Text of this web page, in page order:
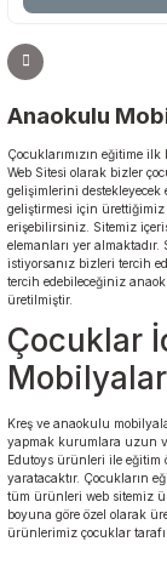
Anaokulu
Çocuklarımızın eğitime
Web Sitesi olarak bizler
gelişimlerini
geliştirmesi için ürettiğimiz
erişebilirsiniz. Sitemiz
elemanları yer
istiyorsanız bizleri tercih
tercih edebileceğiniz
üretilmiştir.
Çocuklar
Kreş ve anaokulu
yapmak kurumlara uzun
Edutoys ürünleri ile eğitim
yaratacaktır. Çocukların
tüm ürünleri web sitemiz
boyuna göre özel olarak
ürünlerimiz çocuklar